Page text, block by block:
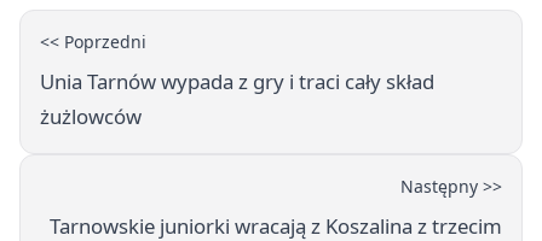
<< Poprzedni
Unia Tarnów wypada z gry i traci cały skład
żużlowców
Następny >>
Tarnowskie juniorki wracają z Koszalina z trzecim